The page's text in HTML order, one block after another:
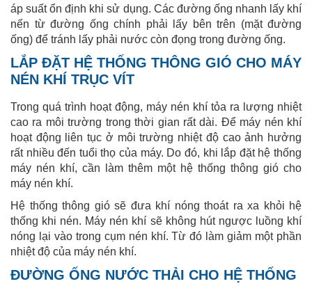
áp suất ổn định khi sử dụng. Các đường ống nhanh lấy khí
nến từ đường ống chính phải lấy bên trên (mặt đường
ống) để tránh lấy phải nước còn đọng trong đường ống.
LẮP ĐẶT HỆ THỐNG THÔNG GIÓ CHO MÁY
NÉN KHÍ TRỤC VÍT
Trong quá trình hoạt động, máy nén khí tỏa ra lượng nhiệt
cao ra môi trường trong thời gian rất dài. Để máy nén khí
hoạt động liên tục ở môi trường nhiệt độ cao ảnh hưởng
rất nhiều đến tuổi thọ của máy. Do đó, khi lắp đặt hệ thống
máy nén khí, cần làm thêm một hệ thống thông gió cho
máy nén khí.
Hệ thống thông gió sẽ đưa khí nóng thoát ra xa khỏi hệ
thống khi nén. Máy nén khí sẽ không hút ngược luồng khí
nóng lại vào trong cụm nén khí. Từ đó làm giảm một phần
nhiệt độ của máy nén khí.
ĐƯỜNG ỐNG NƯỚC THẢI CHO HỆ THỐNG